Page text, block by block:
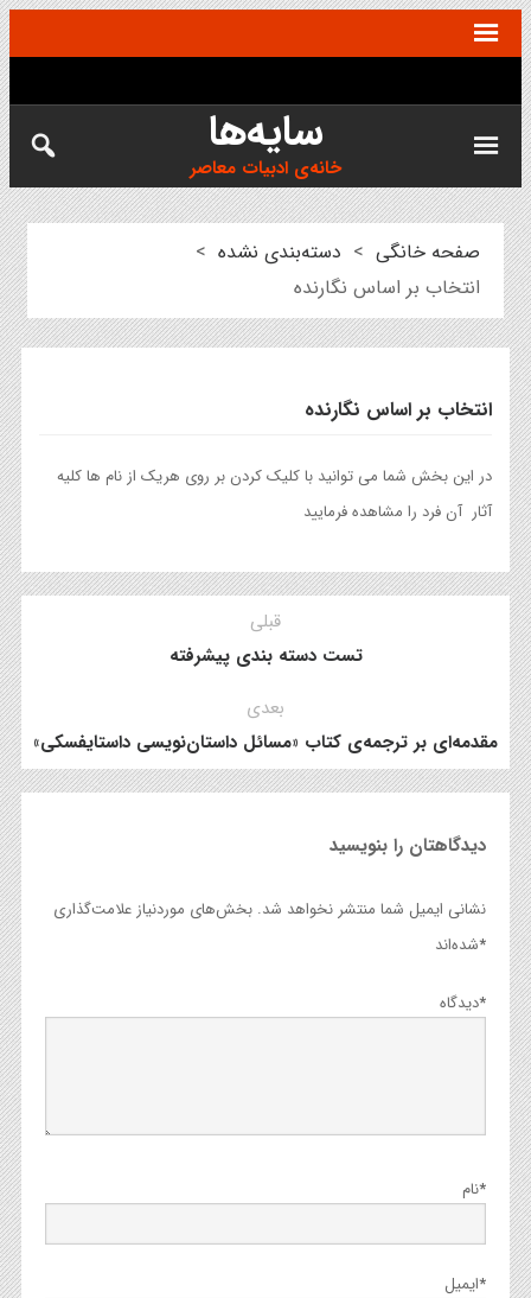
سایه‌ها
خانه‌ی ادبیات معاصر
صفحه خانگی > دسته‌بندی نشده >
انتخاب بر اساس نگارنده
انتخاب بر اساس نگارنده
در این بخش شما می توانید با کلیک کردن بر روی هریک از نام ها کلیه
آثار آن فرد را مشاهده فرمایید
قبلی
تست دسته بندی پیشرفته
بعدی
مقدمه‌‌ای بر ترجمه‌ی کتاب «مسائل داستان‌نویسی داستایفسکی»
دیدگاهتان را بنویسید
نشانی ایمیل شما منتشر نخواهد شد. بخش‌های موردنیاز علامت‌گذاری
شده‌اند*
دیدگاه*
نام*
ایمیل*